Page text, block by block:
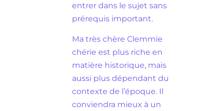
entrer dans le sujet sans
prérequis important.
Ma très chère Clemmie
chérie est plus riche en
matière historique, mais
aussi plus dépendant du
contexte de l’époque. Il
conviendra mieux à un